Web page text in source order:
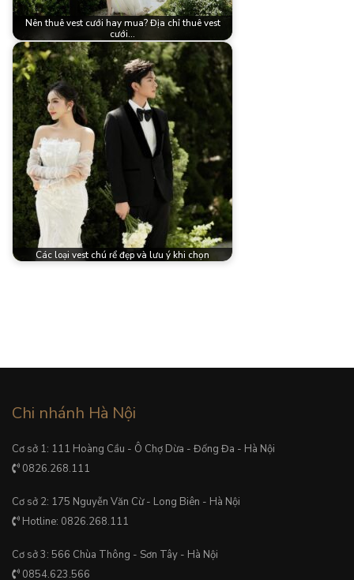
Nên thuê vest cưới hay mua? Địa chỉ thuê vest
cưới…
Các loại vest chú rể đẹp và lưu ý khi chọn
Chi nhánh Hà Nội
Cơ sở 1: 111 Hoàng Cầu - Ô Chợ Dừa - Đống Đa - Hà Nội
0826.268.111
Cơ sở 2: 175 Nguyễn Văn Cừ - Long Biên - Hà Nội
Hotline: 0826.268.111
Cơ sở 3: 566 Chùa Thông - Sơn Tây - Hà Nội
0854.623.566